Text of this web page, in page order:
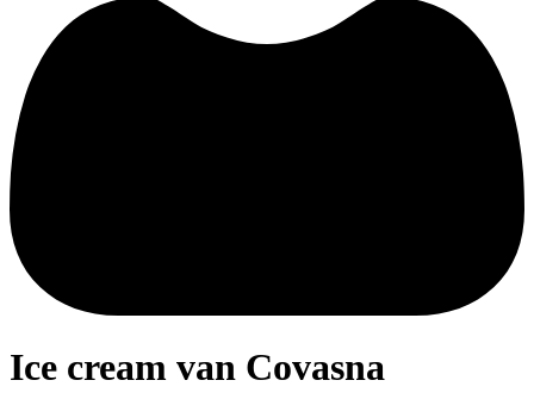
Ice cream van Covasna